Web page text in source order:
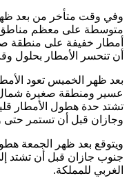
وفي وقت متأخر من بعد ظهر
متوسطة على معظم مناطق
أمطار خفيفة على منطقة
أن تنحسر الأمطار بحلول
بعد ظهر الخميس تعود
عسير ومنطقة صغيرة
تشتد حدة هطول الأمطار
وجازان قبل أن تستمر
ويتوقع بعد ظهر الجمعة
جنوب جازان قبل أن تشتد
الغربي للمملكة.